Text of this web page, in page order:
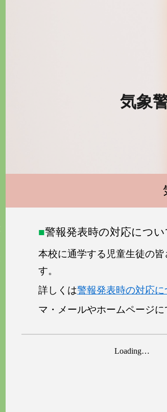
気象
■警報発表時の対応につい
本校に通学する児童生徒の
す。
詳しくは警報発表時の対応に
マ・メールやホームページ